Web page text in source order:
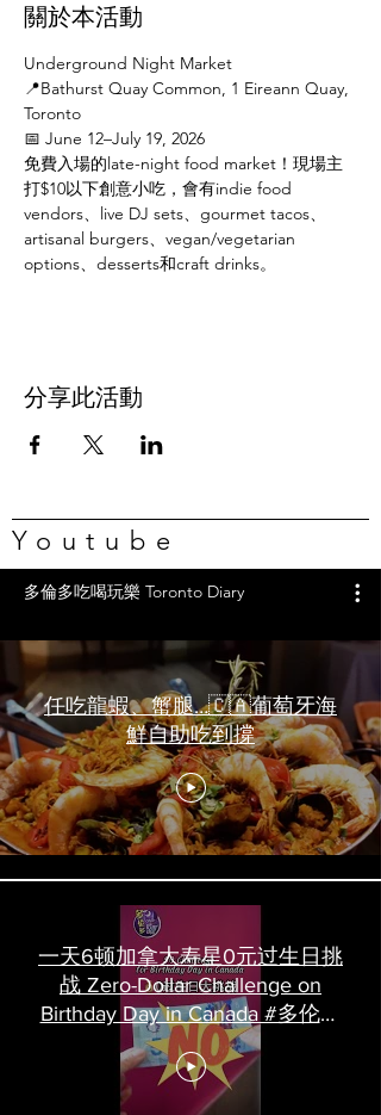
關於本活動
Underground Night Market
📍Bathurst Quay Common, 1 Eireann Quay,
Toronto
📅 June 12–July 19, 2026
免費入場的late-night food market！現場主
打$10以下創意小吃，會有indie food
vendors、live DJ sets、gourmet tacos、
artisanal burgers、vegan/vegetarian
options、desserts和craft drinks。
分享此活動
Youtube
多倫多吃喝玩樂 Toronto Diary
任吃龍蝦、蟹腿…🇨🇦葡萄牙海
鮮自助吃到撐
一天6顿加拿大寿星0元过生日挑
战 Zero-Dollar Challenge on
Birthday Day in Canada #多伦多
吃喝玩乐 #多伦多美食
#torontofood